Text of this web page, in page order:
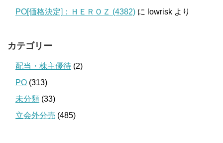
PO[価格決定]：ＨＥＲＯＺ (4382) に lowrisk より
カテゴリー
配当・株主優待 (2)
PO (313)
未分類 (33)
立会外分売 (485)